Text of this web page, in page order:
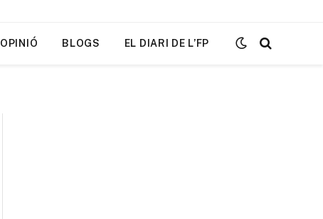
OPINIÓ BLOGS EL DIARI DE L’FP